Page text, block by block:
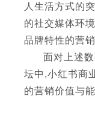
人生活方式的
的社交媒体环
品牌特性的营
面对上述
坛中,小红书商
的营销价值与能